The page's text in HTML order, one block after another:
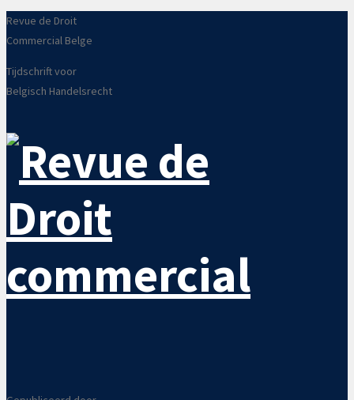
Revue de Droit
Commercial Belge
Tijdschrift voor
Belgisch Handelsrecht